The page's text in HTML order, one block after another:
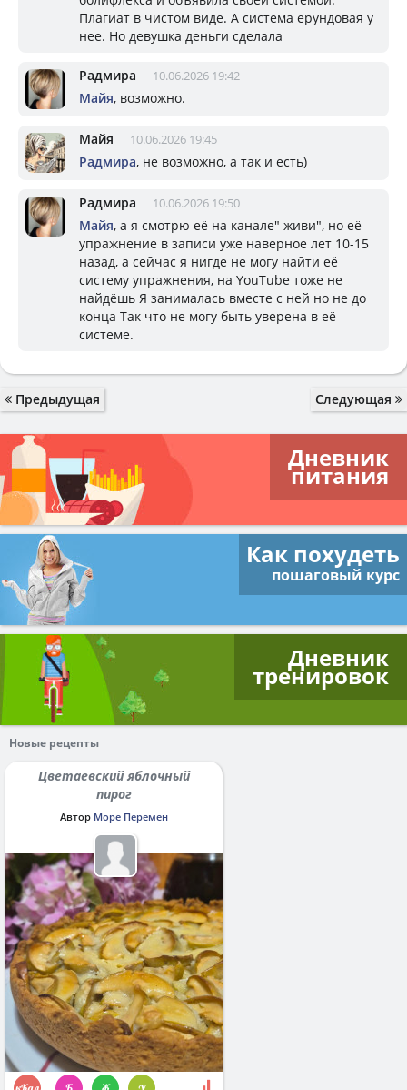
Плагиат в чистом виде. А система ерундовая у
нее. Но девушка деньги сделала
Радмира 10.06.2026 19:42
Майя, возможно.
Майя 10.06.2026 19:45
Радмира, не возможно, а так и есть)
Радмира 10.06.2026 19:50
Майя, а я смотрю её на канале" живи", но её
упражнение в записи уже наверное лет 10-15
назад, а сейчас я нигде не могу найти её
систему упражнения, на YouTube тоже не
найдёшь Я занималась вместе с ней но не до
конца Так что не могу быть уверена в её
системе.
Предыдущая Следующая
Дневник
питания
Как похудеть
пошаговый курс
Дневник
тренировок
Новые рецепты
Цветаевский яблочный
пирог
Автор Море Перемен